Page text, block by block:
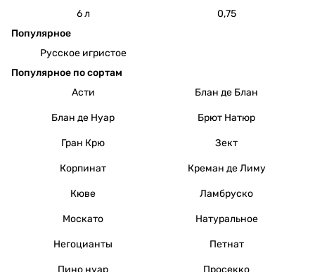
6 л
0,75
Популярное
Русское игристое
Популярное по сортам
Асти
Блан де Блан
Блан де Нуар Брют Натюр
Гран Крю Зект
Корпинат Креман де Лиму
Кюве Ламбруско
Москато Натуральное
Негоцианты Петнат
Пино нуар Просекко